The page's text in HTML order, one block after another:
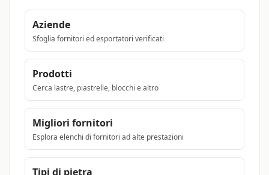
Aziende
Sfoglia fornitori ed esportatori verificati
Prodotti
Cerca lastre, piastrelle, blocchi e altro
Migliori fornitori
Esplora elenchi di fornitori ad alte prestazioni
Tipi di pietra